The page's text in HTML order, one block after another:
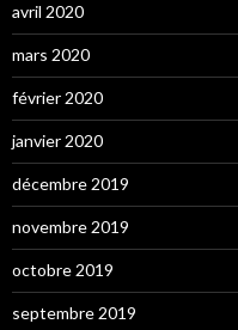
avril 2020
mars 2020
février 2020
janvier 2020
décembre 2019
novembre 2019
octobre 2019
septembre 2019